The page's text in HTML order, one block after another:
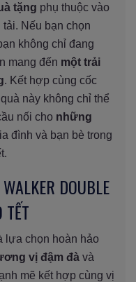
tặng phụ thuộc vào
Nếu bạn chọn
không chỉ đang
mang đến một trải
. Kết hợp cùng cốc
này không chỉ thể
nối cho những
đình và bạn bè trong
DOUBLE
TẾT
lựa chọn hoàn hảo
vị đậm đà và
mẽ kết hợp cùng vị